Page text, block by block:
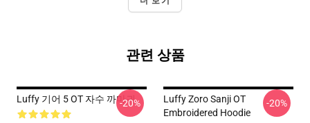
관련 상품
Luffy 기어 5 OT 자수 까마귀
-20%
Luffy Zoro Sanji OT
Embroidered Hoodie
-20%